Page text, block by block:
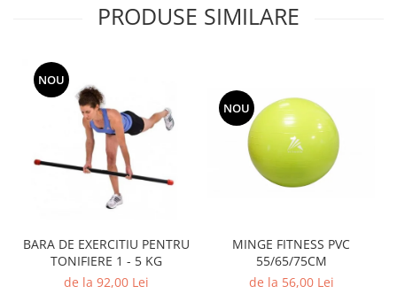
PRODUSE SIMILARE
NOU
BARA DE EXERCITIU PENTRU
TONIFIERE 1 - 5 KG
de la 92,00 Lei
NOU
MINGE FITNESS PVC
55/65/75CM
de la 56,00 Lei